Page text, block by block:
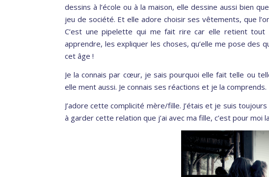
dessins à l’école ou à la maison, elle dessine aussi bien
jeu de société. Et elle adore choisir ses vêtements, que
C’est une pipelette qui me fait rire car elle retient tout
apprendre, les expliquer les choses, qu’elle me pose des
cet âge !
Je la connais par cœur, je sais pourquoi elle fait telle ou
elle ment aussi. Je connais ses réactions et je la
J’adore cette complicité mère/fille. J’étais et je suis
à garder cette relation que j’ai avec ma fille, c’est pour moi